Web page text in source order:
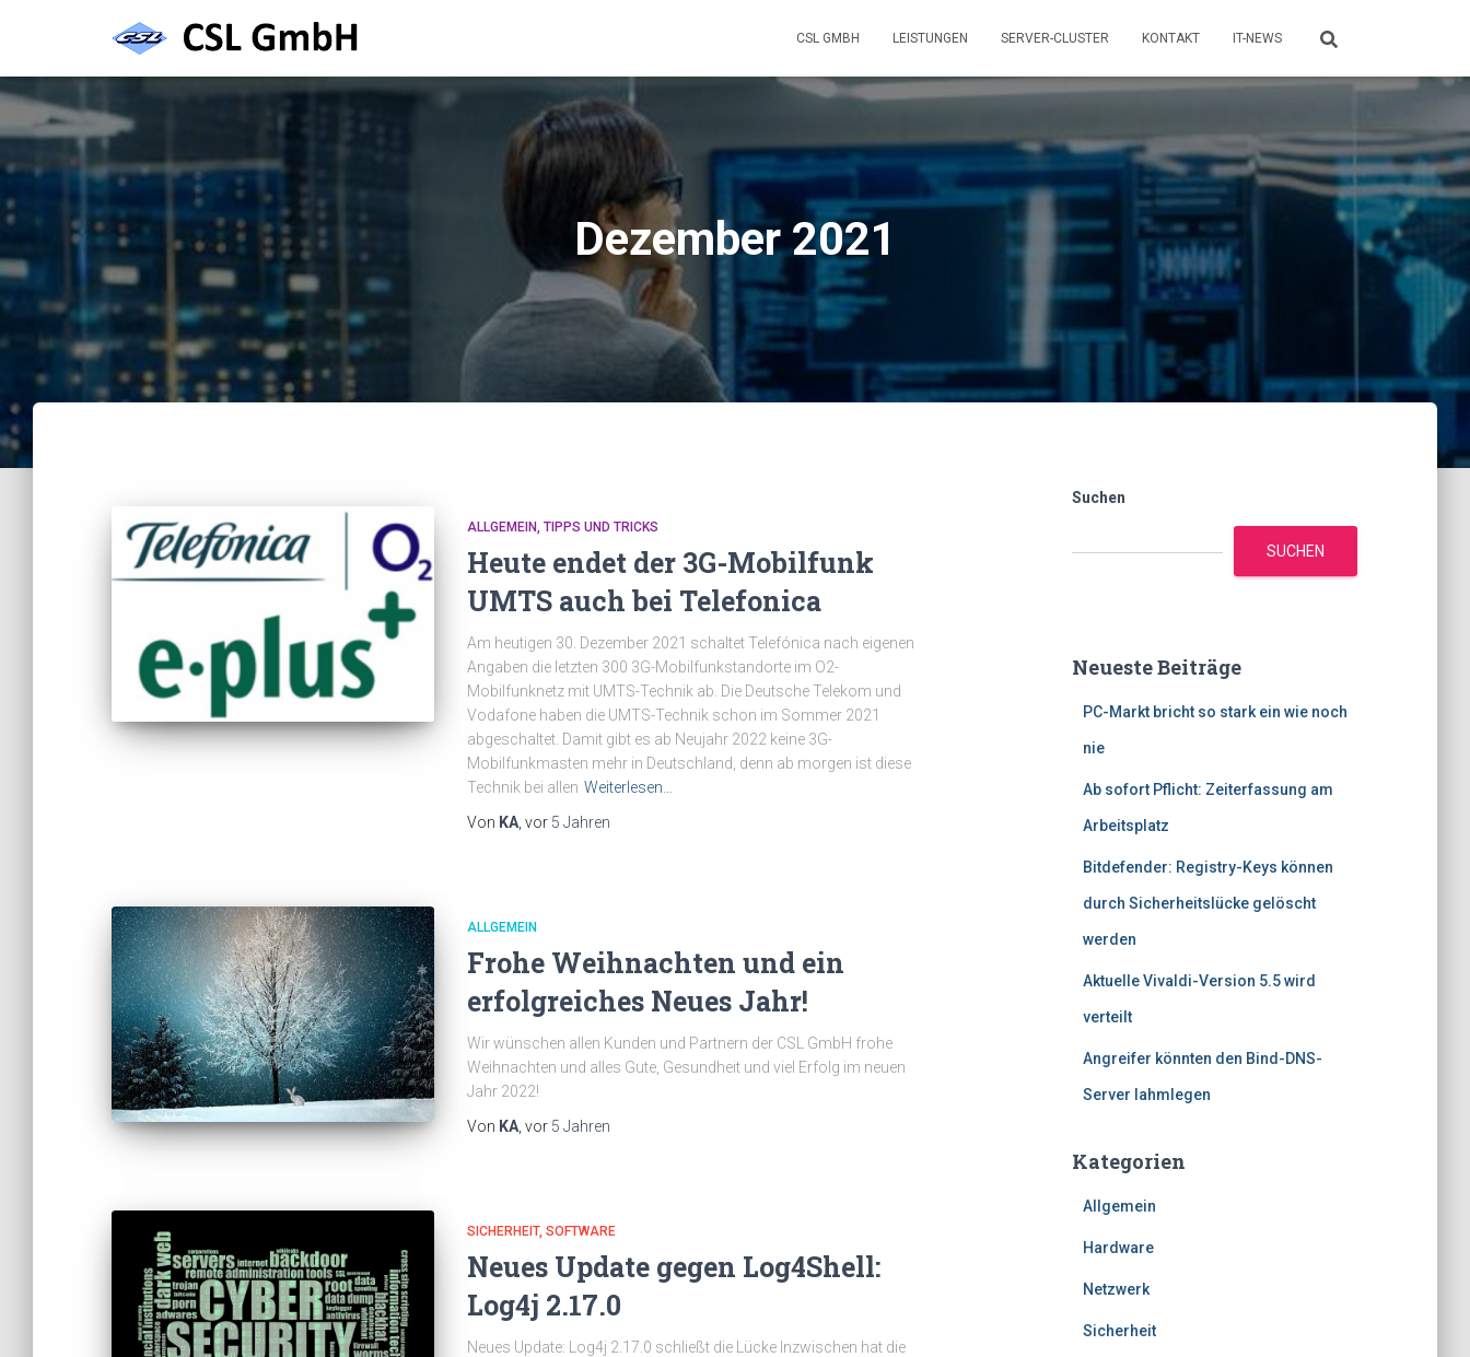
CSL GMBH LEISTUNGEN SERVER-CLUSTER KONTAKT IT-NEWS
Dezember 2021
ALLGEMEIN TIPPS UND TRICKS
Heute endet der 3G-Mobilfunk
UMTS auch bei Telefonica
Am heutigen 30. Dezember 2021 schaltet Telefónica nach eigenen
Angaben die letzten 300 3G-Mobilfunkstandorte im O2-
Mobilfunknetz mit UMTS-Technik ab. Die Deutsche Telekom und
Vodafone haben die UMTS-Technik schon im Sommer 2021
abgeschaltet. Damit gibt es ab Neujahr 2022 keine 3G-
Mobilfunkmasten mehr in Deutschland, denn ab morgen ist diese
Technik bei allen Weiterlesen…
Von KA , vor 5 Jahren
ALLGEMEIN
Frohe Weihnachten und ein
erfolgreiches Neues Jahr!
Wir wünschen allen Kunden und Partnern der CSL GmbH frohe
Weihnachten und alles Gute, Gesundheit und viel Erfolg im neuen
Jahr 2022!
Von KA , vor 5 Jahren
SICHERHEIT SOFTWARE
Neues Update gegen Log4Shell:
Log4j 2.17.0
Neues Update: Log4j 2.17.0 schließt die Lücke Inzwischen hat die
Suchen
SUCHEN
Neueste Beiträge
PC-Markt bricht so stark ein wie noch
nie
Ab sofort Pflicht: Zeiterfassung am
Arbeitsplatz
Bitdefender: Registry-Keys können
durch Sicherheitslücke gelöscht
werden
Aktuelle Vivaldi-Version 5.5 wird
verteilt
Angreifer könnten den Bind-DNS-
Server lahmlegen
Kategorien
Allgemein
Hardware
Netzwerk
Sicherheit